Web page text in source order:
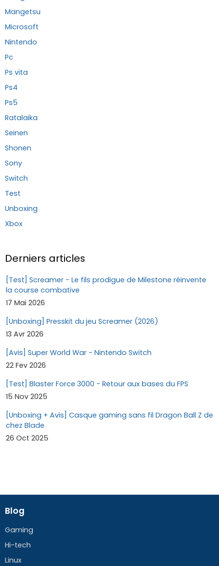
Mangetsu
Microsoft
Nintendo
Pc
Ps vita
Ps4
Ps5
Ratalaika
Seinen
Shonen
Sony
Switch
Test
Unboxing
Xbox
Derniers articles
[Test] Screamer - Le fils prodigue de Milestone réinvente
la course combative
17 Mai 2026
[Unboxing] Presskit du jeu Screamer (2026)
13 Avr 2026
[Avis] Super World War - Nintendo Switch
22 Fev 2026
[Test] Blaster Force 3000 - Retour aux bases du FPS
15 Nov 2025
[Unboxing + Avis] Casque gaming sans fil Dragon Ball Z de
chez Blade
26 Oct 2025
Blog
Gaming
Hi-tech
Linux